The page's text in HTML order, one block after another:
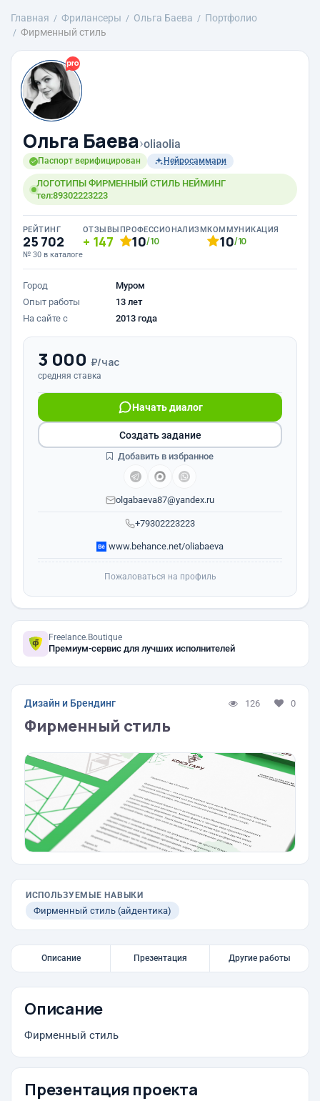
Главная Фрилансеры Ольга Баева
Портфолио
Фирменный стиль
Ольга Баева›oliaolia
Паспорт верифицирован Нейросаммари
ЛОГОТИПЫ ФИРМЕННЫЙ СТИЛЬ НЕЙМИНГ
тел:89302223223
РЕЙТИНГ
25 702
№ 30 в каталоге
ОТЗЫВЫ
147
ПРОФЕССИОНАЛИЗМ
10/10
КОММУНИКАЦИЯ
10/10
Город
Муром
Опыт работы
13 лет
На сайте с
2013 года
3 000 ₽/час
средняя ставка
+79302223223
Начать диалог
olgabaeva87@yandex.ru
www.behance.net/oliabaeva
Создать задание
Добавить в избранное
Пожаловаться на профиль
Freelance.Boutique
Премиум-сервис для лучших исполнителей
Дизайн и Брендинг 126 0
Фирменный стиль
ИСПОЛЬЗУЕМЫЕ НАВЫКИ
Фирменный стиль (айдентика)
Описание Презентация Другие работы
Описание
Фирменный стиль
Презентация проекта